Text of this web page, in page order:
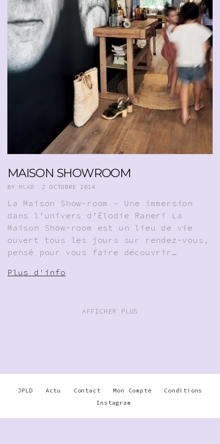
MAISON SHOWROOM
BY MLAB 2 OCTOBRE 2014
La Maison Show-room – Une immersion
dans l’univers d’Élodie Raneri La
Maison Show-room est un lieu de vie
ouvert tous les jours sur rendez-vous,
pensé pour vous faire découvrir…
Plus d'info
AFFICHER PLUS
JPLD Actu Contact Mon Compte
Conditions
Instagram